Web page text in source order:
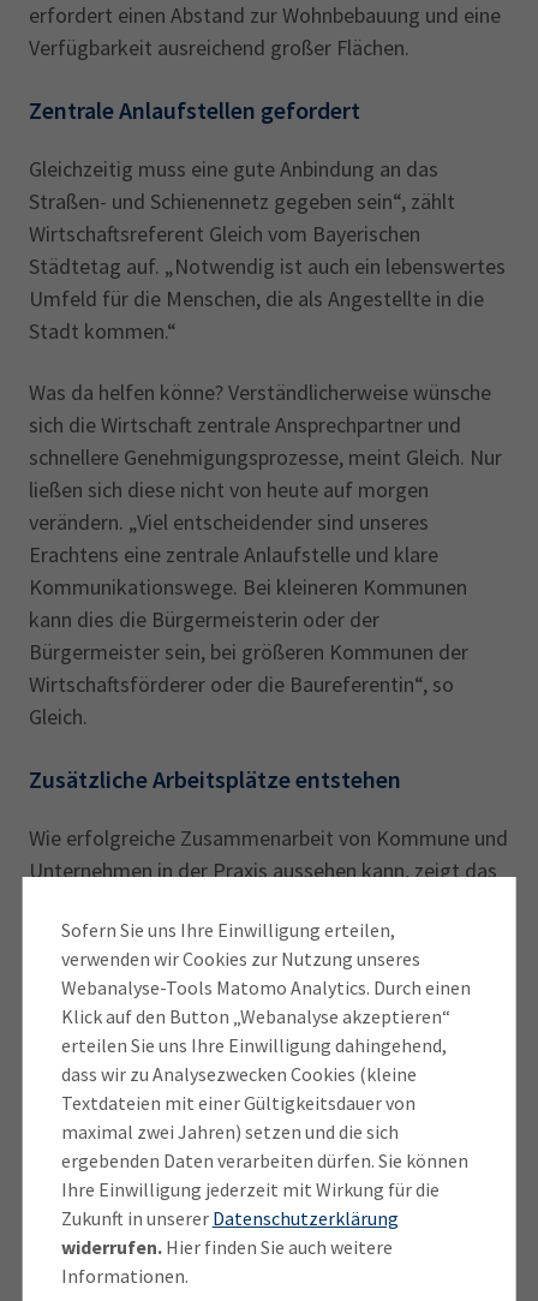
Sofern Sie uns Ihre Einwilligung erteilen,
verwenden wir Cookies zur Nutzung unseres
Webanalyse-Tools Matomo Analytics. Durch einen
Klick auf den Button „Webanalyse akzeptieren“
erteilen Sie uns Ihre Einwilligung dahingehend,
dass wir zu Analysezwecken Cookies (kleine
Textdateien mit einer Gültigkeitsdauer von
maximal zwei Jahren) setzen und die sich
ergebenden Daten verarbeiten dürfen. Sie können
Ihre Einwilligung jederzeit mit Wirkung für die
Zukunft in unserer Datenschutzerklärung
widerrufen.Hier finden Sie auch weitere
Informationen.
erfordert einen Abstand zur Wohnbebauung und eine
Verfügbarkeit ausreichend großer Flächen.
Zentrale Anlaufstellen gefordert
Gleichzeitig muss eine gute Anbindung an das
Straßen- und Schienennetz gegeben sein“, zählt
Wirtschaftsreferent Gleich vom Bayerischen
Städtetag auf. „Notwendig ist auch ein lebenswertes
Umfeld für die Menschen, die als Angestellte in die
Stadt kommen.“
Was da helfen könne? Verständlicherweise wünsche
sich die Wirtschaft zentrale Ansprechpartner und
schnellere Genehmigungsprozesse, meint Gleich. Nur
ließen sich diese nicht von heute auf morgen
verändern. „Viel entscheidender sind unseres
Erachtens eine zentrale Anlaufstelle und klare
Kommunikationswege. Bei kleineren Kommunen
kann dies die Bürgermeisterin oder der
Bürgermeister sein, bei größeren Kommunen der
Wirtschaftsförderer oder die Baureferentin“, so
Gleich.
Zusätzliche Arbeitsplätze entstehen
Wie erfolgreiche Zusammenarbeit von Kommune und
Unternehmen in der Praxis aussehen kann, zeigt das
Schrobenhausen: Ende 2024 erfolgte dort der erste
Spatenstich für die Erweiterung einer neuen
Produktionsanlage. In Bayern entsteht europaweit
das 1. Werk für Patriot-Lenkflugkörper. „Durch die
Standorterweiterung mit umfangreichen
Baumaßnahmen wurden und werden viele zusätzliche
Arbeitsplätze mit langfristiger Perspektive in der
Region geschaffen“, sagt der zuständige MBDA-
ManagerRalf Schlingmann .
Er spricht von „Synergien zwischen Firmeninteressen,
Interessen unserer Beschäftigten und Interessen der